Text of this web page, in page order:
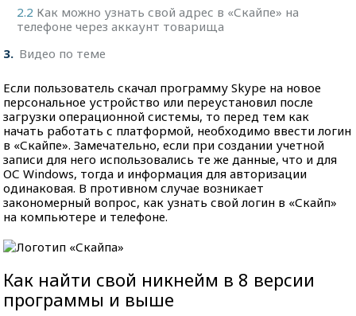
2.2 Как можно узнать свой адрес в «Скайпе» на
телефоне через аккаунт товарища
3 Видео по теме
Если пользователь скачал программу Skype на новое
персональное устройство или переустановил после
загрузки операционной системы, то перед тем как
начать работать с платформой, необходимо ввести логин
в «Скайпе». Замечательно, если при создании учетной
записи для него использовались те же данные, что и для
ОС Windows, тогда и информация для авторизации
одинаковая. В противном случае возникает
закономерный вопрос, как узнать свой логин в «Скайп»
на компьютере и телефоне.
Как найти свой никнейм в 8 версии
программы и выше